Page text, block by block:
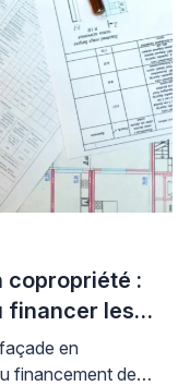
copropriété :
financer les
en
financement de